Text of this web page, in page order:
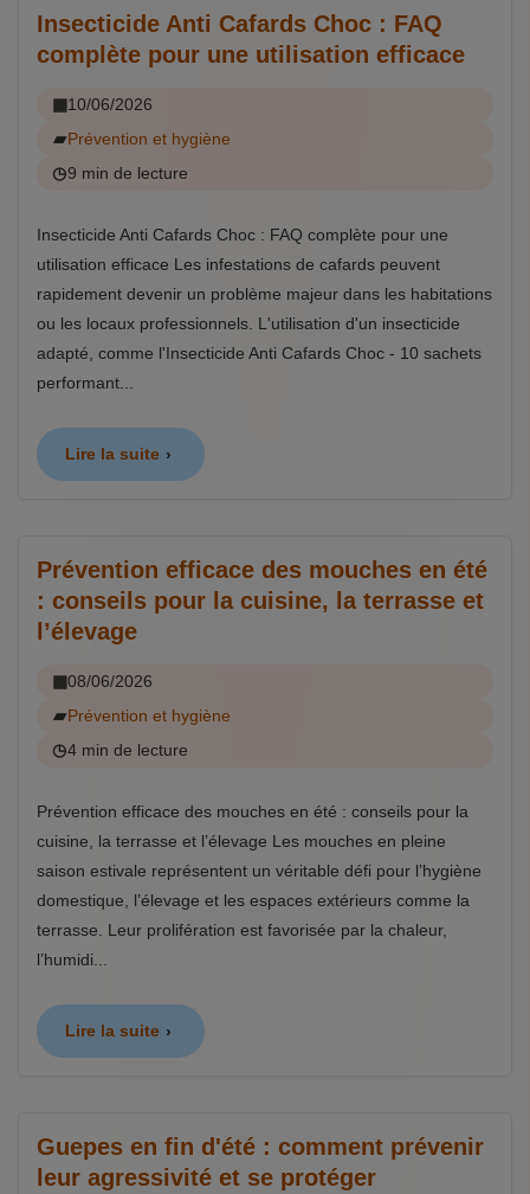
Insecticide Anti Cafards Choc : FAQ
complète pour une utilisation efficace
10/06/2026
Prévention et hygiène
9 min de lecture
Insecticide Anti Cafards Choc : FAQ complète pour une
utilisation efficace Les infestations de cafards peuvent
rapidement devenir un problème majeur dans les habitations
ou les locaux professionnels. L'utilisation d'un insecticide
adapté, comme l'Insecticide Anti Cafards Choc - 10 sachets
performant...
Lire la suite
Prévention efficace des mouches en été
: conseils pour la cuisine, la terrasse et
l’élevage
08/06/2026
Prévention et hygiène
4 min de lecture
Prévention efficace des mouches en été : conseils pour la
cuisine, la terrasse et l’élevage Les mouches en pleine
saison estivale représentent un véritable défi pour l’hygiène
domestique, l’élevage et les espaces extérieurs comme la
terrasse. Leur prolifération est favorisée par la chaleur,
l’humidi...
Lire la suite
Guepes en fin d'été : comment prévenir
leur agressivité et se protéger